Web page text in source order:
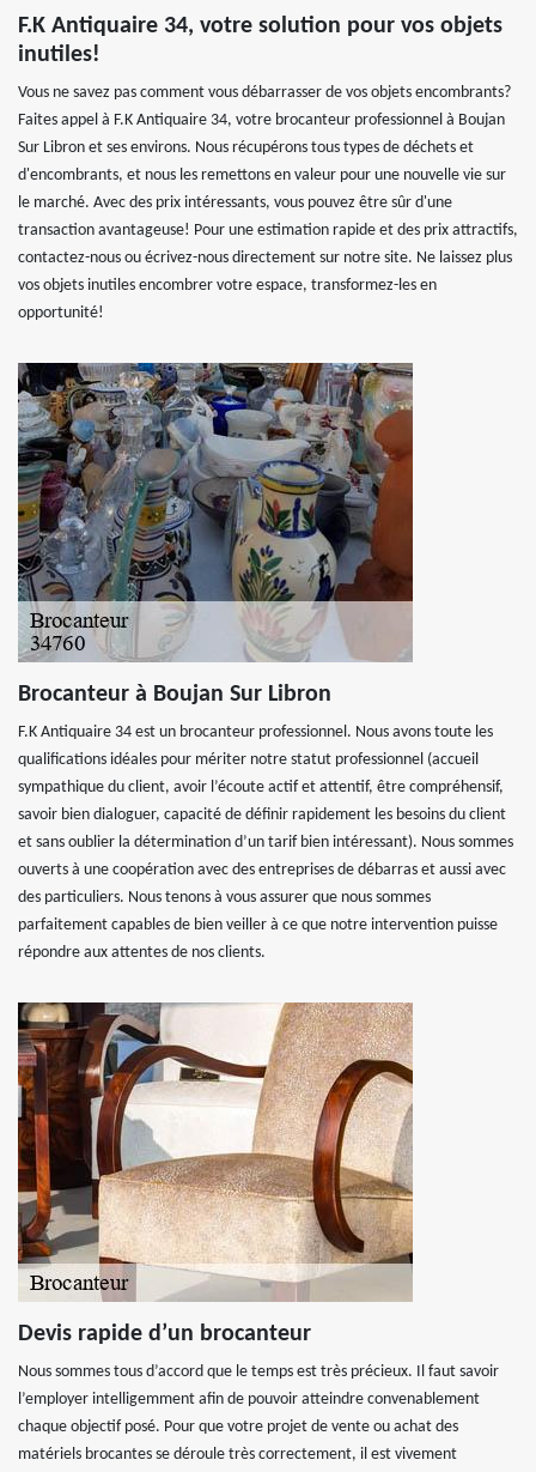
F.K Antiquaire 34, votre solution pour vos objets
inutiles!
Vous ne savez pas comment vous débarrasser de vos objets encombrants?
Faites appel à F.K Antiquaire 34, votre brocanteur professionnel à Boujan
Sur Libron et ses environs. Nous récupérons tous types de déchets et
d'encombrants, et nous les remettons en valeur pour une nouvelle vie sur
le marché. Avec des prix intéressants, vous pouvez être sûr d'une
transaction avantageuse! Pour une estimation rapide et des prix attractifs,
contactez-nous ou écrivez-nous directement sur notre site. Ne laissez plus
vos objets inutiles encombrer votre espace, transformez-les en
opportunité!
Brocanteur à Boujan Sur Libron
F.K Antiquaire 34 est un brocanteur professionnel. Nous avons toute les
qualifications idéales pour mériter notre statut professionnel (accueil
sympathique du client, avoir l’écoute actif et attentif, être compréhensif,
savoir bien dialoguer, capacité de définir rapidement les besoins du client
et sans oublier la détermination d’un tarif bien intéressant). Nous sommes
ouverts à une coopération avec des entreprises de débarras et aussi avec
des particuliers. Nous tenons à vous assurer que nous sommes
parfaitement capables de bien veiller à ce que notre intervention puisse
répondre aux attentes de nos clients.
Devis rapide d’un brocanteur
Nous sommes tous d’accord que le temps est très précieux. Il faut savoir
l’employer intelligemment afin de pouvoir atteindre convenablement
chaque objectif posé. Pour que votre projet de vente ou achat des
matériels brocantes se déroule très correctement, il est vivement